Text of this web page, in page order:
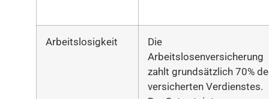
Arbeitslosigkeit
Die
Arbeitslosenversicherung
zahlt grundsätzlich 70%
versicherten Verdienstes.